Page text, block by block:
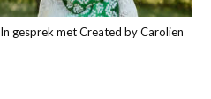
In gesprek met Created by Carolien